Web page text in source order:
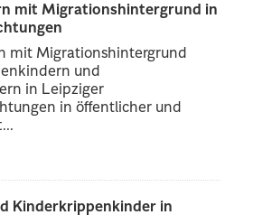
mit Migrationshintergrund in
mit Migrationshintergrund
und
in Leipziger
in öffentlicher und
Kinderkrippenkinder in